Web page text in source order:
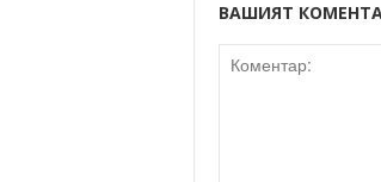
ВАШИЯТ